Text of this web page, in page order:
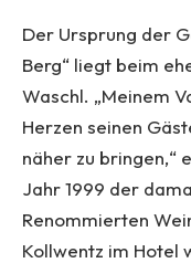
Der Ursprung der
Berg“ liegt beim
Waschl. „Meinem
Herzen seinen
näher zu bringen,“
Jahr 1999 der
Renommierten
Kollwentz im Hotel